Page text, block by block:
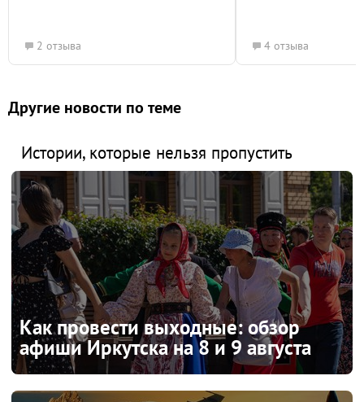
2 отзыва 4 отзыва
Другие новости по теме
Истории, которые нельзя пропустить
Как провести выходные: обзор
афиши Иркутска на 8 и 9 августа